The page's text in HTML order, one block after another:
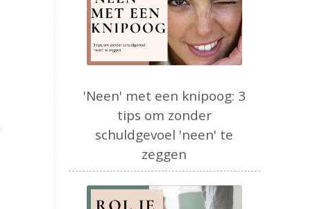
'Neen' met een knipoog: 3
tips om zonder
schuldgevoel 'neen' te
zeggen